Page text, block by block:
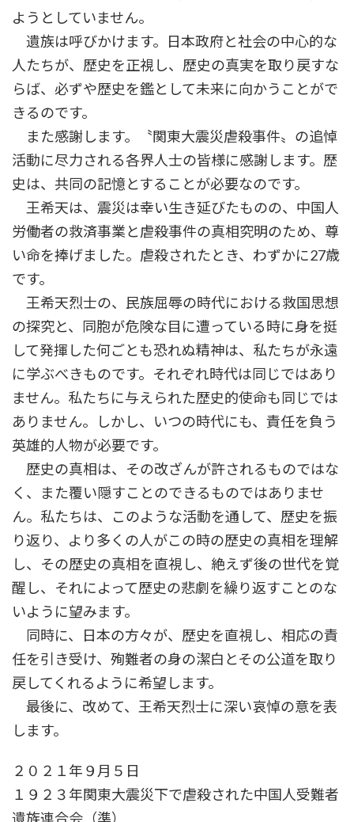
ようとしていません。
遺族は呼びかけます。日本政府と社会の中心的な
人たちが、歴史を正視し、歴史の真実を取り戻すな
らば、必ずや歴史を鑑として未来に向かうことがで
きるのです。
また感謝します。〝関東大震災虐殺事件〟の追悼
活動に尽力される各界人士の皆様に感謝します。歴
史は、共同の記憶とすることが必要なのです。
王希天は、震災は幸い生き延びたものの、中国人
労働者の救済事業と虐殺事件の真相究明のため、尊
い命を捧げました。虐殺されたとき、わずかに27歳
です。
王希天烈士の、民族屈辱の時代における救国思想
の探究と、同胞が危険な目に遭っている時に身を挺
して発揮した何ごとも恐れぬ精神は、私たちが永遠
に学ぶべきものです。それぞれ時代は同じではあり
ません。私たちに与えられた歴史的使命も同じでは
ありません。しかし、いつの時代にも、責任を負う
英雄的人物が必要です。
歴史の真相は、その改ざんが許されるものではな
く、また覆い隠すことのできるものではありませ
ん。私たちは、このような活動を通して、歴史を振
り返り、より多くの人がこの時の歴史の真相を理解
し、その歴史の真相を直視し、絶えず後の世代を覚
醒し、それによって歴史の悲劇を繰り返すことのな
いように望みます。
同時に、日本の方々が、歴史を直視し、相応の責
任を引き受け、殉難者の身の潔白とその公道を取り
戻してくれるように希望します。
最後に、改めて、王希天烈士に深い哀悼の意を表
します。
２０２１年９月５日
１９２３年関東大震災下で虐殺された中国人受難者
遺族連合会（準）